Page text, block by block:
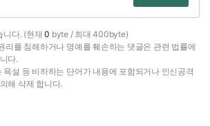
니다. (현재0 byte / 최대 400byte)
리를 침해하거나 명예를 훼손하는 댓글은 관련 법률에
다.
설 등 비하하는 단어가 내용에 포함되거나 인신공격
해 삭제 합니다.